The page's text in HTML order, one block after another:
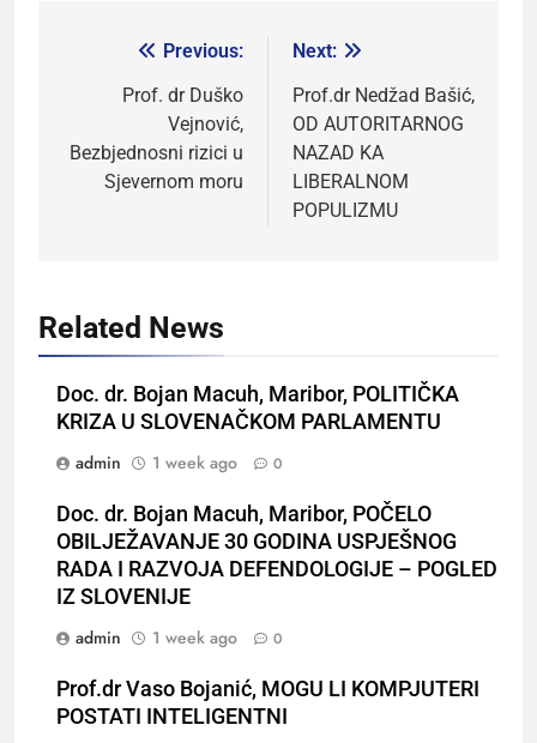
Previous:
Prof. dr Duško
Vejnović,
Bezbjednosni rizici u
Sjevernom moru
Next:
Prof.dr Nedžad Bašić,
OD AUTORITARNOG
NAZAD KA
LIBERALNOM
POPULIZMU
Related News
Doc. dr. Bojan Macuh, Maribor, POLITIČKA
KRIZA U SLOVENAČKOM PARLAMENTU
admin
1 week ago 0
Doc. dr. Bojan Macuh, Maribor, POČELO
OBILJEŽAVANJE 30 GODINA USPJEŠNOG
RADA I RAZVOJA DEFENDOLOGIJE – POGLED
IZ SLOVENIJE
admin
1 week ago 0
Prof.dr Vaso Bojanić, MOGU LI KOMPJUTERI
POSTATI INTELIGENTNI